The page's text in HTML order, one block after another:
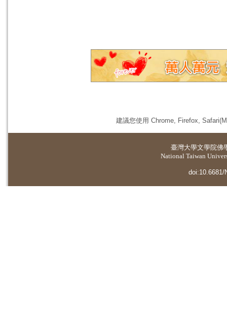
建議您使用 Chrome, Firefox,
臺灣大學文學院佛
National Taiwan
doi:10.6681/